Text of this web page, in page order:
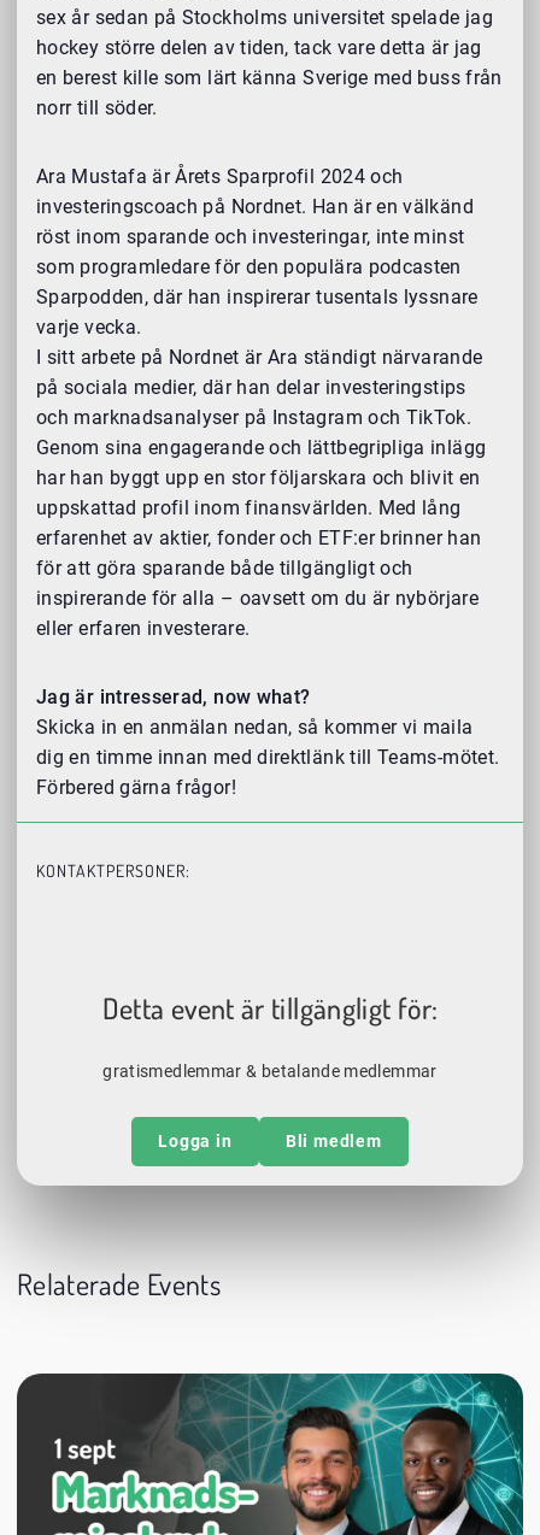
sex år sedan på Stockholms universitet spelade jag
hockey större delen av tiden, tack vare detta är jag
en berest kille som lärt känna Sverige med buss från
norr till söder.
Ara Mustafa är Årets Sparprofil 2024 och
investeringscoach på Nordnet. Han är en välkänd
röst inom sparande och investeringar, inte minst
som programledare för den populära podcasten
Sparpodden, där han inspirerar tusentals lyssnare
varje vecka.
I sitt arbete på Nordnet är Ara ständigt närvarande
på sociala medier, där han delar investeringstips
och marknadsanalyser på Instagram och TikTok.
Genom sina engagerande och lättbegripliga inlägg
har han byggt upp en stor följarskara och blivit en
uppskattad profil inom finansvärlden. Med lång
erfarenhet av aktier, fonder och ETF:er brinner han
för att göra sparande både tillgängligt och
inspirerande för alla – oavsett om du är nybörjare
eller erfaren investerare.
Jag är intresserad, now what?
Skicka in en anmälan nedan, så kommer vi maila
dig en timme innan med direktlänk till Teams-mötet.
Förbered gärna frågor!
KONTAKTPERSONER:
Detta event är tillgängligt för:
gratismedlemmar & betalande medlemmar
Logga in Bli medlem
Relaterade Events